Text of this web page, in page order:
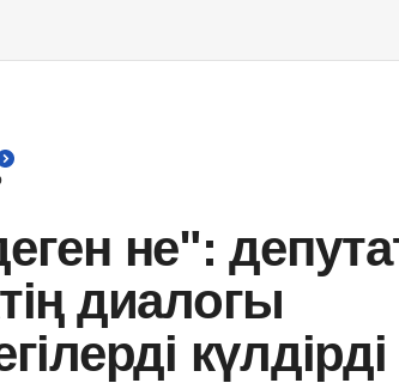
не":
диалогы
күлдірді